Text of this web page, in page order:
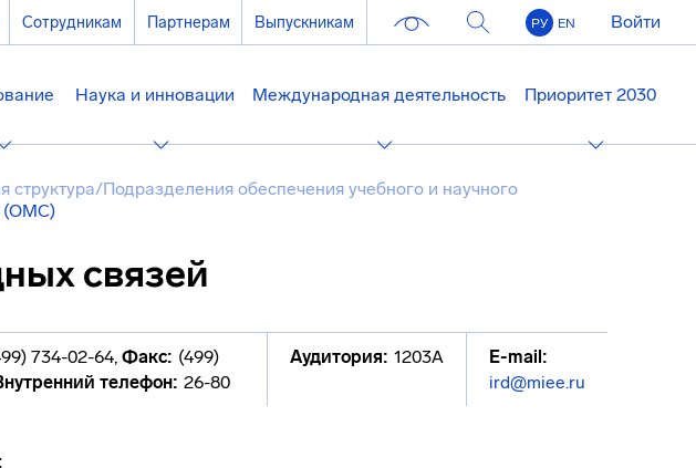
Сотрудникам Партнерам Выпускникам РУ EN Войти
Наука и инновации Международная деятельность Приоритет 2030
структура/Подразделения обеспечения учебного и научного
(ОМС)
связей
734-02-64, Факс: (499)
телефон: 26-80
Аудитория: 1203А
E-mail:
ird@miee.ru